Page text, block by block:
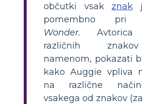
občutki vsak znak
pomembno pri
Wonder. Avtorica
različnih
namenom, pokazati
kako Auggie vpliva
na različne
vsakega od znakov